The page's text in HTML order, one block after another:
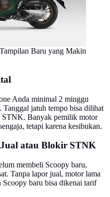
Baru yang Makin
Anda minimal 2 minggu
Tanggal jatuh tempo bisa dilihat
Banyak pemilik motor
tetapi karena kesibukan.
atau Blokir STNK
membeli Scoopy baru,
Tanpa lapor jual, motor lama
Scoopy baru bisa dikenai tarif